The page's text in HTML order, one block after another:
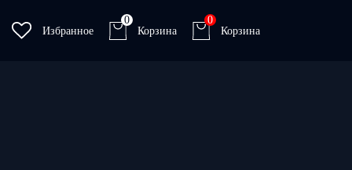
Избранное
0
Корзина
0
Корзина